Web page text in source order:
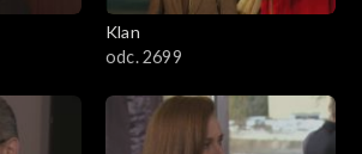
Klan
odc. 2699